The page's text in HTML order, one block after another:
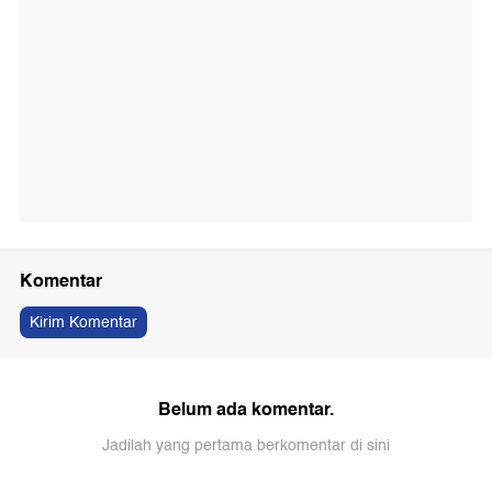
Komentar
Kirim Komentar
Belum ada komentar.
Jadilah yang pertama berkomentar di sini